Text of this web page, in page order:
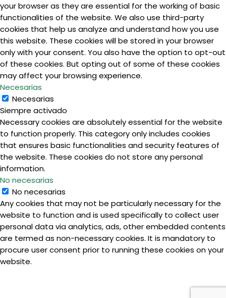
your browser as they are essential for the working of basic
functionalities of the website. We also use third-party
cookies that help us analyze and understand how you use
this website. These cookies will be stored in your browser
only with your consent. You also have the option to opt-out
of these cookies. But opting out of some of these cookies
may affect your browsing experience.
Necesarias
Necesarias
Siempre activado
Necessary cookies are absolutely essential for the website
to function properly. This category only includes cookies
that ensures basic functionalities and security features of
the website. These cookies do not store any personal
information.
No necesarias
No necesarias
Any cookies that may not be particularly necessary for the
website to function and is used specifically to collect user
personal data via analytics, ads, other embedded contents
are termed as non-necessary cookies. It is mandatory to
procure user consent prior to running these cookies on your
website.